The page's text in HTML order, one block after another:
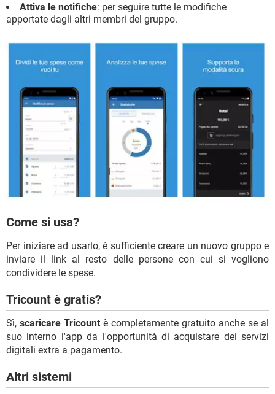
Attiva le notifiche: per seguire tutte le modifiche
apportate dagli altri membri del gruppo.
Come si usa?
Per iniziare ad usarlo, è sufficiente creare un nuovo gruppo e
inviare il link al resto delle persone con cui si vogliono
condividere le spese.
Tricount è gratis?
Sì, scaricare Tricount è completamente gratuito anche se al
suo interno l'app da l'opportunità di acquistare dei servizi
digitali extra a pagamento.
Altri sistemi